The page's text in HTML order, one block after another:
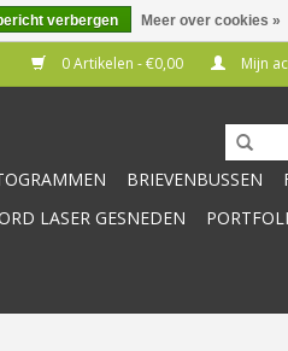
0 Artikelen - €0,00 Mijn
BRIEVENBUSSEN
LASER GESNEDEN
verbergen Meer over cookies »